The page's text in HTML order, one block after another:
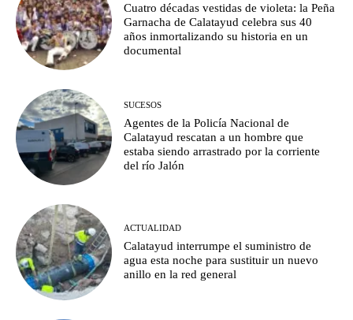
Cuatro décadas vestidas de violeta: la Peña
Garnacha de Calatayud celebra sus 40
años inmortalizando su historia en un
documental
SUCESOS
Agentes de la Policía Nacional de
Calatayud rescatan a un hombre que
estaba siendo arrastrado por la corriente
del río Jalón
ACTUALIDAD
Calatayud interrumpe el suministro de
agua esta noche para sustituir un nuevo
anillo en la red general